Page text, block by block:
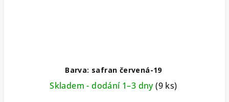
Barva: safran červená-19
Skladem - dodání 1–3 dny(9 ks)